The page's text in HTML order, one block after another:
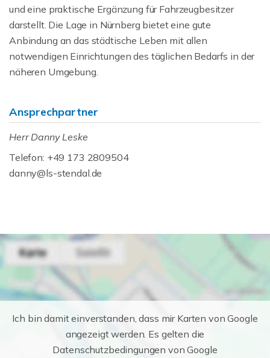
und eine praktische Ergänzung für Fahrzeugbesitzer
darstellt. Die Lage in Nürnberg bietet eine gute
Anbindung an das städtische Leben mit allen
notwendigen Einrichtungen des täglichen Bedarfs in der
näheren Umgebung.
Ansprechpartner
Herr Danny Leske
Telefon: +49 173 2809504
danny@ls-stendal.de
Ich bin damit einverstanden, dass mir Karten von Google
angezeigt werden. Es gelten die
Datenschutzbedingungen von Google